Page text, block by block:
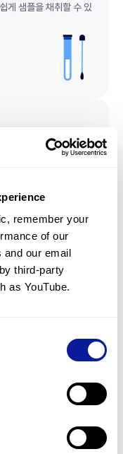
remember your
of our
and our email
third-party
as YouTube.
게 샘플을 채취할 수 있
있습니다.
받을 수 있습니다.
제공해 드립니다.